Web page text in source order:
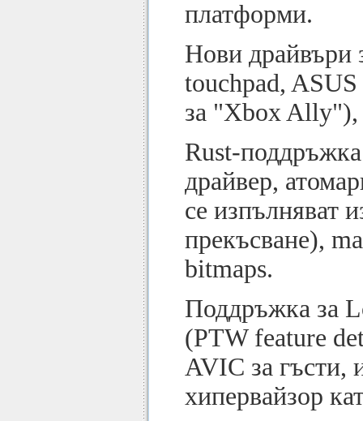
платформи.
Нови драйвъри
touchpad,
за "Xbox
Rust-
драйвер,
се изпълняват
прекъсване),
bitmaps.
Поддръжка за
(PTW feature
AVIC за гъсти,
хипервайзор